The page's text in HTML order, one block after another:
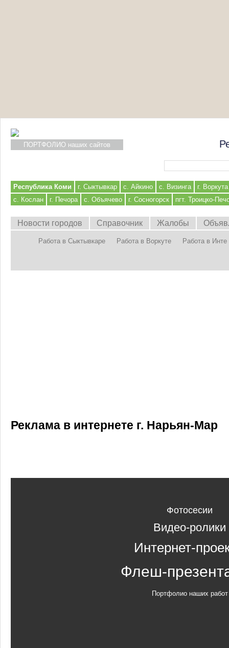
ПОРТФОЛИО наших сайтов
Республика Коми г. Сыктывкар с. Айкино с. Визинга
г. Воркута
с. Кослан
г. Печора с. Объячево г. Сосногорск пгт. Троицко-
Новости городов Справочник Жалобы
Работа в Сыктывкаре Работа в Воркуте Работа в Инте
Реклама в интернете г. Нарьян-Мар
Фотосесии
Видео-ролики
Интернет-
Флеш-
Портфолио наших работ